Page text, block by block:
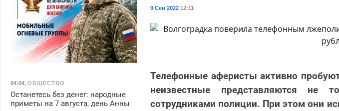
9 Сен 2022 12:11
Телефонные аферисты активно
неизвестные представляются не
сотрудниками полиции. При этом они
04:04, ОБЩЕСТВО
Останетесь без денег: народные
приметы на 7 августа, день Анны